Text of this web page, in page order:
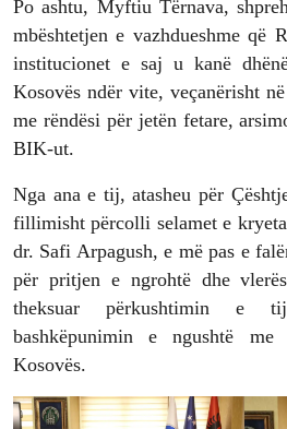
Po ashtu, Myftiu Tërnava,
mbështetjen e vazhdueshme që
institucionet e saj u kanë
Kosovës ndër vite, veçanërisht
me rëndësi për jetën fetare,
BIK-ut.
Nga ana e tij, atasheu për
fillimisht përcolli selamet e
dr. Safi Arpagush, e më pas e
për pritjen e ngrohtë dhe
theksuar përkushtimin e
bashkëpunimin e ngushtë me
Kosovës.